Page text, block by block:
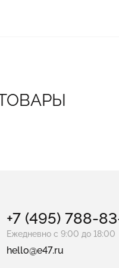
+7 (495) 788-
Ежедневно с 9:00 до 18:00
hello@e47.ru